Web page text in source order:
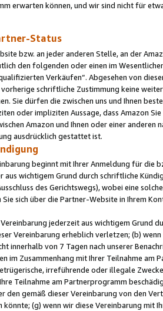
erwarten können, und wir sind nicht für
Status
bzw. an jeder anderen Stelle, an der
den folgenden oder einen im
Verkäufen“. Abgesehen von
schriftliche Zustimmung keine
Sie dürfen die zwischen uns und Ihnen
oder impliziten Aussage, dass Amazon
Amazon und Ihnen oder einer
ausdrücklich gestattet ist.
beginnt mit Ihrer Anmeldung für die
wichtigem Grund durch schriftliche
des Gerichtswegs), wobei eine
Sie sich über die Partner-Website in Ihrem
jederzeit aus wichtigem Grund
Vereinbarung erheblich verletzen; (b)
innerhalb von 7 Tagen nach unserer
im Zusammenhang mit Ihrer Teilnahme am
irreführende oder illegale
Teilnahme am Partnerprogramm
den gemäß dieser Vereinbarung von den
(g) wenn wir diese Vereinbarung mit